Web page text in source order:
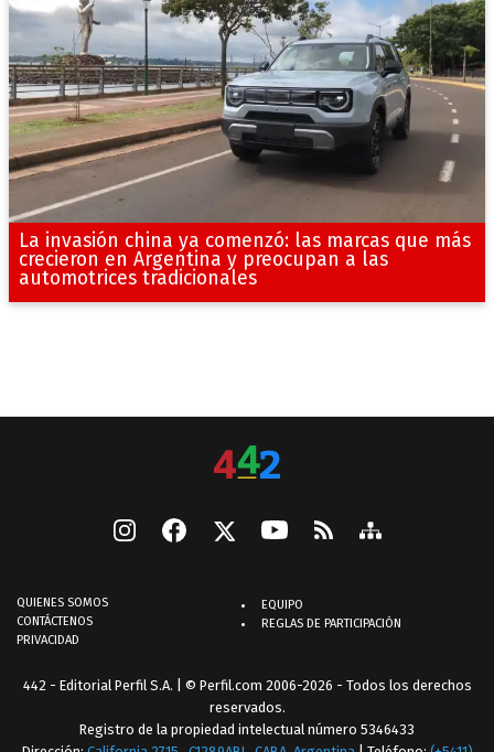
La invasión china ya comenzó: las marcas que más
crecieron en Argentina y preocupan a las
automotrices tradicionales
QUIENES SOMOS
CONTÁCTENOS
PRIVACIDAD
EQUIPO
REGLAS DE PARTICIPACIÓN
442 - Editorial Perfil S.A. | © Perfil.com 2006-2026 - Todos los derechos
reservados.
Registro de la propiedad intelectual número 5346433